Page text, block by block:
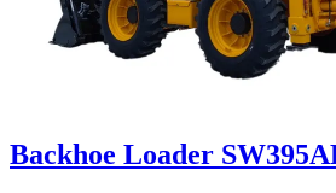
Backhoe Loader